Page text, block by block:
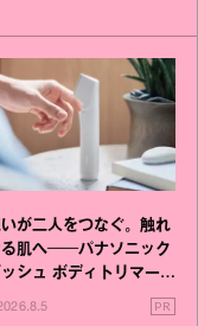
が二人をつなぐ。触れ
る肌へ──パナソニック
シュ ボディトリマーが
PR